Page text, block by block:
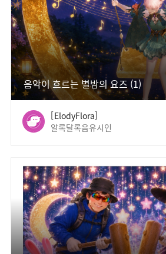
음악이 흐르는 별밤의 요즈 1
ElodyFlora
알록달록음유시인